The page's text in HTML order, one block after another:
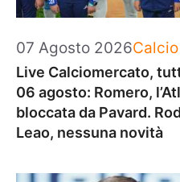
07 Agosto 2026Calcio
Live Calciomercato,
06 agosto: Romero,
bloccata da Pavard.
Leao, nessuna novità